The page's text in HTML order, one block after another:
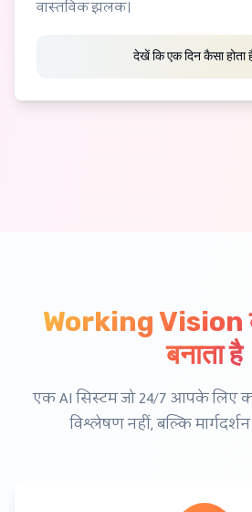
वास्तविक झलक।
देखें कि एक दिन कैसा होता
Working Vision
बनाता है
एक AI सिस्टम जो 24/7 आपके
विश्लेषण नहीं, बल्कि